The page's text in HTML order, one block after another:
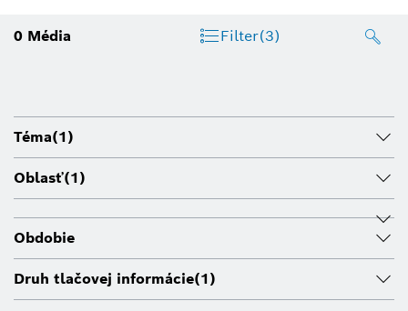
0 Média Filter(3)
Téma(1)
Oblasť(1)
Obdobie
Druh tlačovej informácie(1)